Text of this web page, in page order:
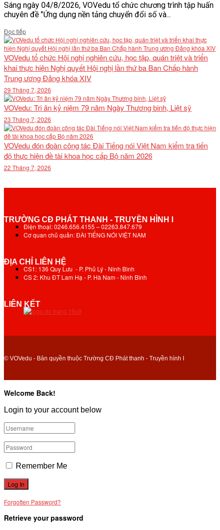
Sáng ngày 04/8/2026, VOVedu tổ chức chương trình tập huấn
chuyên đề "Ứng dụng nền tảng chuyển đổi số và...
Đọc tiếpDetails
VOVedu tổ chức Hội nghị nghiên cứu, học tập, quán triệt và triển
khai thực hiện Nghị quyết Hội nghị lần thứ ba Ban Chấp hành
Trung ương Đảng khóa XIV
29 Tháng 7, 2026
VOVedu: Tri ân kỷ niệm 79 năm Ngày Thương binh, Liệt sỹ
23 Tháng 7, 2026
VOVedu đón đoàn công tác Đài Tiếng nói Việt Nam kiểm tra tiến
độ thực hiện đề tài khoa học cấp Bộ năm 2026
22 Tháng 7, 2026
TRƯỜNG CĐ PHÁT THANH - TRUYỀN HÌNH I
Điện thoại: 0246.656.4155 – 02263.847.679
Cơ quan chủ quản: ĐÀI TIẾNG NÓI VIỆT NAM
ĐỊA CHỈ LIÊN HỆ
CS1: 136 Quy Lưu - P. Phủ Lý - Ninh Bình
CS 2: Khu ĐT Lam Hạ - P. Hà Nam - Ninh Bình
LIÊN KẾT
© VOVedu - Bản quyền thuộc Trường CĐ Phát thanh - Truyền hình I
Welcome Back!
Login to your account below
Remember Me
Forgotten Password?
Retrieve your password